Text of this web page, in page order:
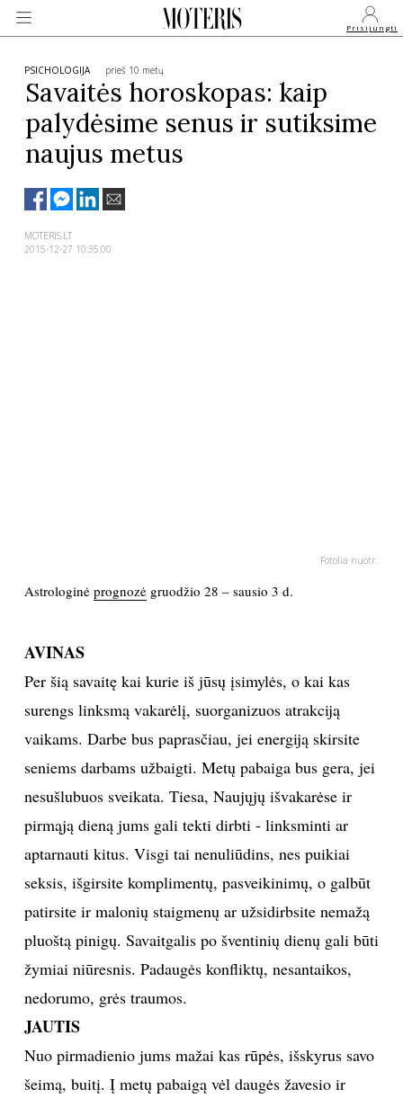
Prisijungti
VEIDAI
MADA
POLITIKA
LAISVALAIKIS
KINAS
TEATRAS
SPORTAS
FOTOGRAFIJA
ORAI
ĮDOMYBĖS
PSICHOLOGIJA prieš 10 metų
Savaitės horoskopas: kaip
palydėsime senus ir sutiksime
naujus metus
MOTERIS.LT
2015-12-27 10:35:00
Fotolia nuotr.
Astrologinė prognozėgruodžio 28 – sausio 3 d.
AVINAS
Per šią savaitę kai kurie iš jūsų įsimylės, o kai kas
surengs linksmą vakarėlį, suorganizuos atrakciją
vaikams. Darbe bus paprasčiau, jei energiją skirsite
seniems darbams užbaigti. Metų pabaiga bus gera, jei
nesušlubuos sveikata. Tiesa, Naujųjų išvakarėse ir
pirmąją dieną jums gali tekti dirbti - linksminti ar
aptarnauti kitus. Visgi tai nenuliūdins, nes puikiai
seksis, išgirsite komplimentų, pasveikinimų, o galbūt
patirsite ir malonių staigmenų ar užsidirbsite nemažą
pluoštą pinigų. Savaitgalis po šventinių dienų gali būti
žymiai niūresnis. Padaugės konfliktų, nesantaikos,
nedorumo, grės traumos.
JAUTIS
Nuo pirmadienio jums mažai kas rūpės, išskyrus savo
šeimą, buitį. Į metų pabaigą vėl daugės žavesio ir